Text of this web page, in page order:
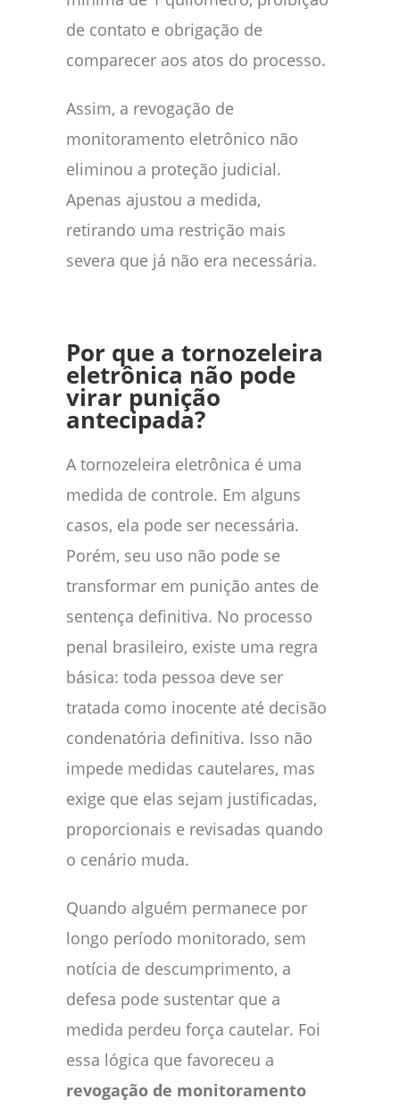
de contato e obrigação de
comparecer aos atos do processo.
Assim, a revogação de
monitoramento eletrônico não
eliminou a proteção judicial.
Apenas ajustou a medida,
retirando uma restrição mais
severa que já não era necessária.
Por que a tornozeleira
eletrônica não pode
virar punição
antecipada?
A tornozeleira eletrônica é uma
medida de controle. Em alguns
casos, ela pode ser necessária.
Porém, seu uso não pode se
transformar em punição antes de
sentença definitiva. No processo
penal brasileiro, existe uma regra
básica: toda pessoa deve ser
tratada como inocente até decisão
condenatória definitiva. Isso não
impede medidas cautelares, mas
exige que elas sejam justificadas,
proporcionais e revisadas quando
o cenário muda.
Quando alguém permanece por
longo período monitorado, sem
notícia de descumprimento, a
defesa pode sustentar que a
medida perdeu força cautelar. Foi
essa lógica que favoreceu a
revogação de monitoramento